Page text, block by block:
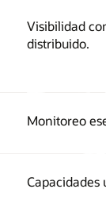
Visibilidad
distribuido.
Monitoreo
Capacidades